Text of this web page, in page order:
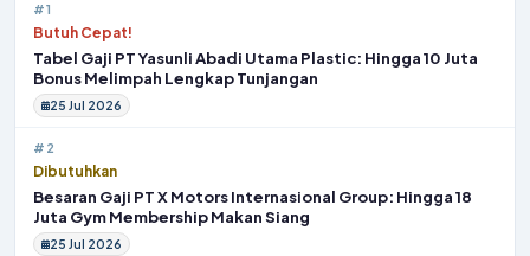
#1
Butuh Cepat!
Tabel Gaji PT Yasunli Abadi Utama Plastic: Hingga 10 Juta
Bonus Melimpah Lengkap Tunjangan
25 Jul 2026
#2
Dibutuhkan
Besaran Gaji PT X Motors Internasional Group: Hingga 18
Juta Gym Membership Makan Siang
25 Jul 2026